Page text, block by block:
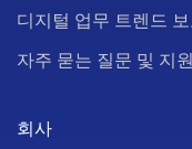
디지털 업무 트렌드
자주 묻는 질문 및 지원
회사